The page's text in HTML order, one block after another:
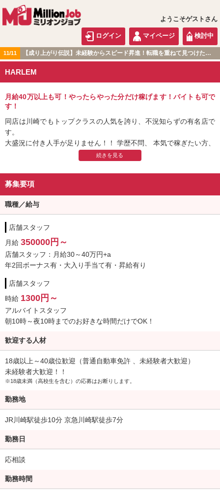
ようこそゲストさん
ログイン マイページ 検討中
11/11 【成り上がり伝説】未経験からスピード昇進！転職を重ねて見つけた『本当に働きやすい職場』とは？
HARLEM
月給40万以上も可！やったらやった分だけ稼げます！バイトも可で
す！
同店は川崎でもトップクラスの人気を誇り、不況知らずの有名店で
す。
大盛況に付き人手が足りません！！ 学歴不問、 本気で稼ぎたい方、
興味がある方はまずは一度ご連絡してみて下さい！！
頑張ろうとする意志があれば何でもできます！
異業種で働いていた方大歓迎致します。実力がある方！待ってま
す。
元気な方、挨拶のできる方。車の運転がうまい方。常識のある方募
募集要項
職種／給与
店舗スタッフ
月給 350000円～
店舗スタッフ：月給30～40万円+a
年2回ボーナス有・大入り手当て有・昇給有り
店舗スタッフ
時給 1300円～
アルバイトスタッフ
朝10時～夜10時までのお好きな時間だけでOK！
歓迎する人材
18歳以上～40歳位歓迎（普通自動車免許 、未経験者大歓迎）
未経験者大歓迎！！
※18歳未満（高校生を含む）の応募はお断りします。
勤務地
JR川崎駅徒歩10分 京急川崎駅徒歩7分
勤務日
応相談
勤務時間